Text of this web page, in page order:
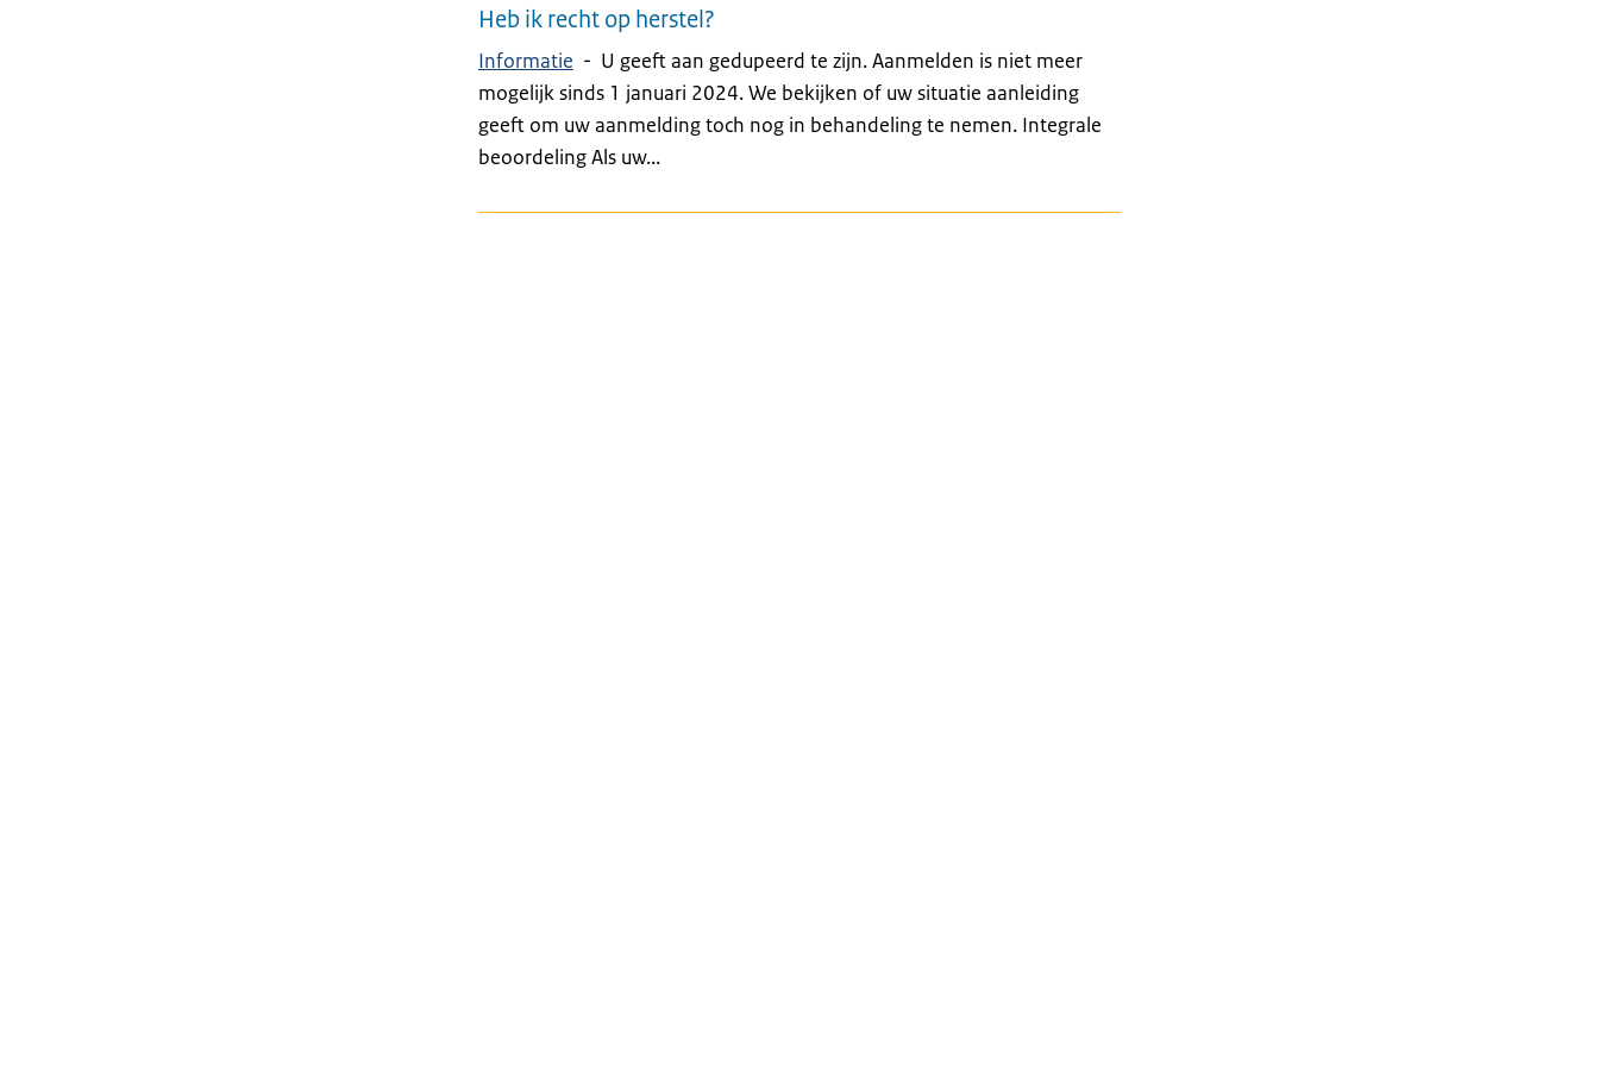
Heb ik recht op herstel?
Informatie - U geeft aan gedupeerd te zijn. Aanmelden is niet meer
mogelijk sinds 1 januari 2024. We bekijken of uw situatie aanleiding
geeft om uw aanmelding toch nog in behandeling te nemen. Integrale
beoordeling Als uw...